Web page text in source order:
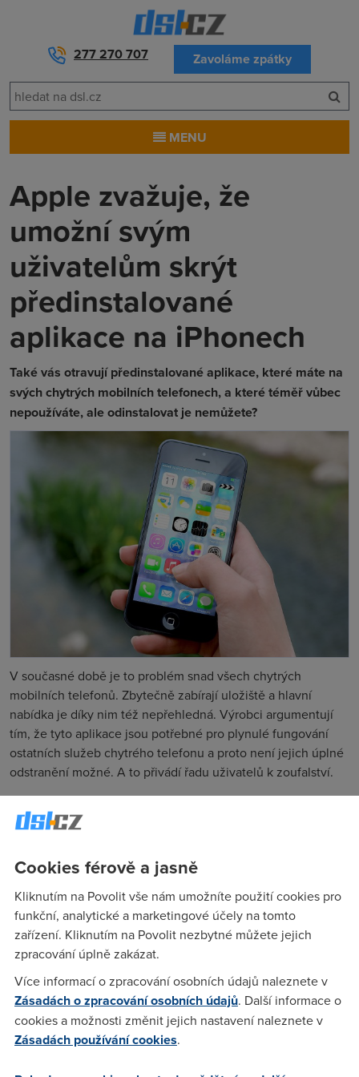
277 270 707 Zavoláme zpátky
MENU
Apple zvažuje, že
umožní svým
uživatelům skrýt
předinstalované
aplikace na iPhonech
Také vás otravují předinstalované aplikace, které máte na
svých chytrých mobilních telefonech, a které téměř vůbec
nepoužíváte, ale odinstalovat je nemůžete?
V současné době je to problém snad všech chytrých
mobilních telefonů. Zbytečně zabírají uložiště a hlavní
nabídka je díky nim též nepřehledná. Výrobci argumentují
tím, že tyto aplikace jsou potřebné pro plynulé fungování
ostatních služeb chytrého telefonu a proto není jejich úplné
odstranění možné. A to přivádí řadu uživatelů k zoufalství.
Dobrá zpráva pro uživatele
iPhonů
Ke změně se však pravděpodobně schyluje u výrobce
mobilních telefonůiPhone. Podle nedávno objeveného
kódu v metadatech naiTunes, se zdá, žeApplepracuje na
způsobu, jak tento problém, který trápí mnoho jeho
uživatelů, řešit. Již dříve zástupci firmy poznamenali, že
sebou „komunikují“, ale alespoň bude možné je na mobilním
telefonu skrýt.
iPhony momentálně zahrnují 32 předinstalovaných aplikací,
Cookies férově a jasně
Kliknutím na Povolit vše nám umožníte použití cookies pro
funkční, analytické a marketingové účely na tomto
zařízení. Kliknutím na Povolit nezbytné můžete jejich
zpracování úplně zakázat.
Více informací o zpracování osobních údajů naleznete v
Zásadách o zpracování osobních údajů. Další informace o
cookies a možnosti změnit jejich nastavení naleznete v
Zásadách používání cookies.